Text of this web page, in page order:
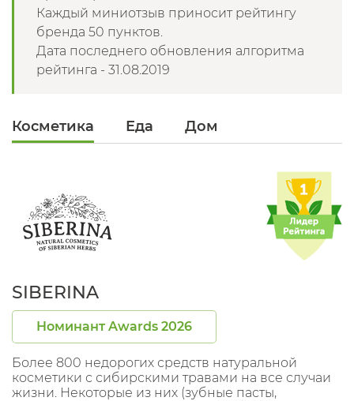
Каждый миниотзыв приносит рейтингу
бренда 50 пунктов.
Дата последнего обновления алгоритма
рейтинга - 31.08.2019
Косметика Еда Дом
SIBERINA
Номинант Awards 2026
Более 800 недорогих средств натуральной
косметики с сибирскими травами на все случаи
жизни. Некоторые из них (зубные пасты,